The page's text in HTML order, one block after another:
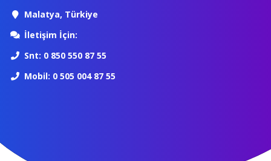
Malatya, Türkiye
İletişim İçin:
Snt: 0 850 550 87 55
Mobil: 0 505 004 87 55